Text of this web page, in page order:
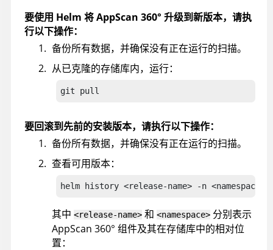
要使用 Helm 将AppScan 360° 升级到新版本，请执
行以下操作：
备份所有数据，并确保没有正在运行的扫描。
从已克隆的存储库内，运行：
git pull
要回滚到先前的安装版本，请执行以下操作：
备份所有数据，并确保没有正在运行的扫描。
查看可用版本：
helm history <release-name> -n <namespace>
其中 <release-name> 和 <namespace> 分别表示
AppScan 360° 组件及其在存储库中的相对位
置：